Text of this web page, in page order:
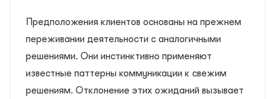
Предположения клиентов основаны на прежнем
переживании деятельности с аналогичными
решениями. Они инстинктивно применяют
известные паттерны коммуникации к свежим
решениям. Отклонение этих ожиданий вызывает